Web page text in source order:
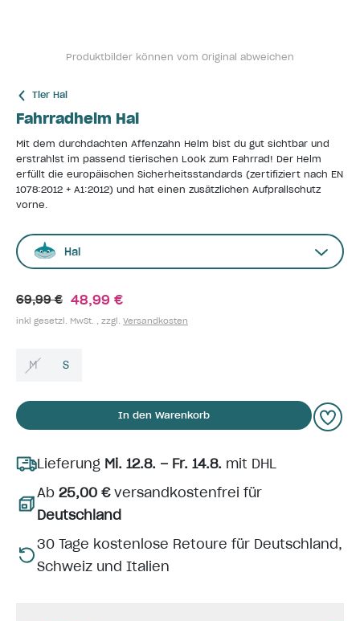
Produktbilder können vom Original abweichen
Tier Hai
Fahrradhelm Hai
Mit dem durchdachten Affenzahn Helm bist du gut sichtbar und
erstrahlst im passend tierischen Look zum Fahrrad! Der Helm
erfüllt die europäischen Sicherheitsstandards (zertifiziert nach EN
1078:2012 + A1:2012) und hat einen zusätzlichen Aufprallschutz
vorne.
Hai
69,99 € 48,99 €
inkl gesetzl. MwSt. , zzgl. Versandkosten
M S
In den Warenkorb
Lieferung Mi. 12.8. – Fr. 14.8. mit DHL
Ab 25,00 €versandkostenfrei für
Deutschland
30 Tage kostenlose Retoure für Deutschland,
Schweiz und Italien